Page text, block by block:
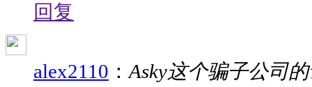
回复
alex2110 ： Asky这个骗子公司